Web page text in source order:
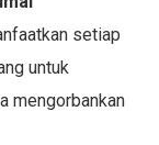
setiap
untuk
mengorbankan